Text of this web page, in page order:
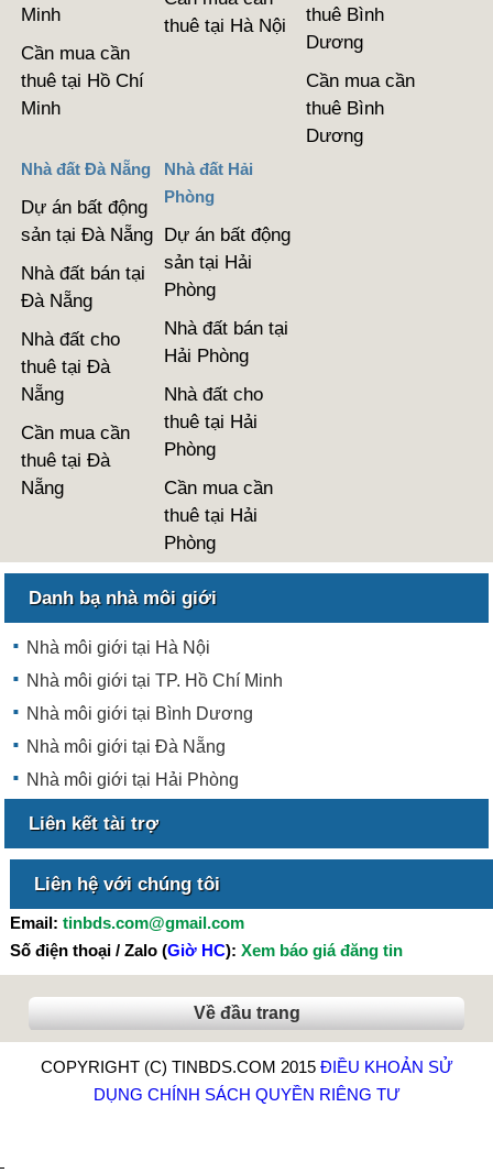
Minh
Cần mua cần
thuê tại Hồ Chí
Minh
thuê tại Hà Nội
thuê Bình
Dương
Cần mua cần
thuê Bình
Dương
Nhà đất Đà Nẵng
Dự án bất động
sản tại Đà Nẵng
Nhà đất bán tại
Đà Nẵng
Nhà đất cho
thuê tại Đà
Nẵng
Cần mua cần
thuê tại Đà
Nẵng
Nhà đất Hải
Phòng
Dự án bất động
sản tại Hải
Phòng
Nhà đất bán tại
Hải Phòng
Nhà đất cho
thuê tại Hải
Phòng
Cần mua cần
thuê tại Hải
Phòng
Danh bạ nhà môi giới
Nhà môi giới tại Hà Nội
Nhà môi giới tại TP. Hồ Chí Minh
Nhà môi giới tại Bình Dương
Nhà môi giới tại Đà Nẵng
Nhà môi giới tại Hải Phòng
Liên kết tài trợ
Liên hệ với chúng tôi
Email: tinbds.com@gmail.com
Số điện thoại / Zalo (Giờ HC): Xem báo giá đăng tin
Về đầu trang
COPYRIGHT (C) TINBDS.COM 2015 ĐIỀU KHOẢN SỬ
DỤNG CHÍNH SÁCH QUYỀN RIÊNG TƯ